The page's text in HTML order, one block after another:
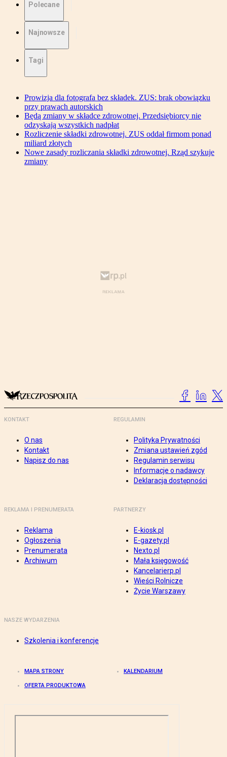
Polecane
Najnowsze
Tagi
Prowizja dla fotografa bez składek. ZUS: brak obowiązku
przy prawach autorskich
Będą zmiany w składce zdrowotnej. Przedsiębiorcy nie
odzyskają wszystkich nadpłat
Rozliczenie składki zdrowotnej. ZUS oddał firmom ponad
miliard złotych
Nowe zasady rozliczania składki zdrowotnej. Rząd szykuje
zmiany
KONTAKT
O nas
Kontakt
Napisz do nas
REGULAMIN
Polityka Prywatności
Zmiana ustawień zgód
Regulamin serwisu
Informacje o nadawcy
Deklaracja dostępności
REKLAMA I PRENUMERATA
Reklama
Ogłoszenia
Prenumerata
Archiwum
PARTNERZY
E-kiosk.pl
E-gazety.pl
Nexto.pl
Mała księgowość
Kancelarierp.pl
Wieści Rolnicze
Życie Warszawy
NASZE WYDARZENIA
Szkolenia i konferencje
MAPA STRONY KALENDARIUM
OFERTA PRODUKTOWA